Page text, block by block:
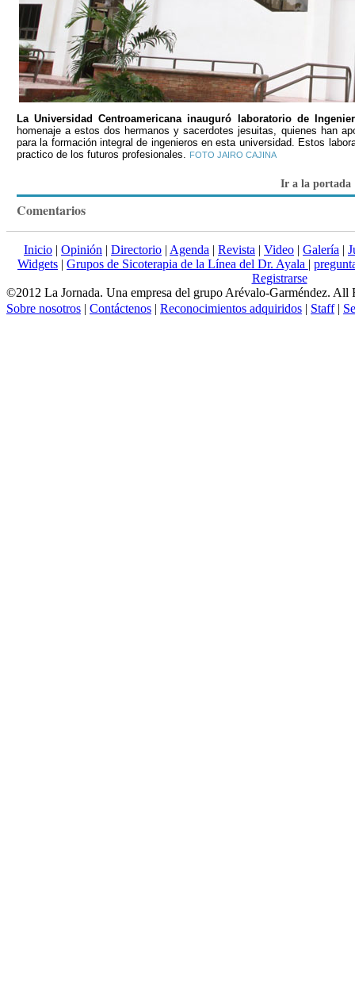
La Universidad Centroamericana inauguró laboratorio de
homenaje a estos dos hermanos y sacerdotes jesuitas, quienes han
para la formación integral de ingenieros en esta universidad. Estos
practico de los futuros profesionales. FOTO JAIRO CAJINA
Ir a la portada
Comentarios
Inicio | Opinión | Directorio | Agenda | Revista | Video | Galería |
Widgets | Grupos de Sicoterapia de la Línea del Dr. Ayala |
Registrarse
©2012 La Jornada. Una empresa del grupo Arévalo-Garméndez. All
Sobre nosotros | Contáctenos | Reconocimientos adquiridos | Staff|